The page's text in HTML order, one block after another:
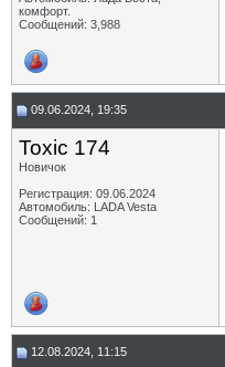
комфорт.
Сообщений: 3,988
09.06.2024, 19:35
Toxic 174
Новичок
Регистрация: 09.06.2024
Автомобиль: LADA Vesta
Сообщений: 1
12.08.2024, 11:15